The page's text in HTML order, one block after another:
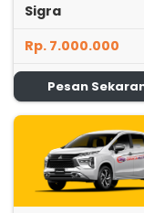
Sigra
Rp. 7.000.000
Pesan